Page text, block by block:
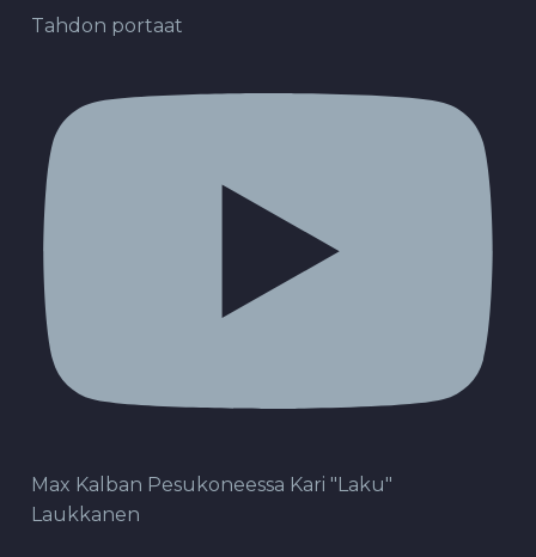
Tahdon portaat
Max Kalban Pesukoneessa Kari "Laku"
Laukkanen